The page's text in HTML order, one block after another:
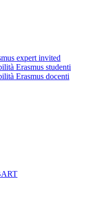
expert invited
Erasmus studenti
Erasmus docenti